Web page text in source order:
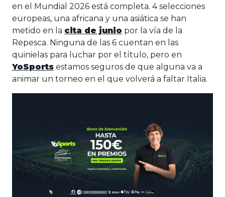
en el Mundial 2026 está completa. 4 selecciones
europeas, una africana y una asiática se han
metido en la cita de junio por la vía de la
Repesca. Ninguna de las 6 cuentan en las
quinielas para luchar por el título, pero en
YoSports estamos seguros de que alguna va a
animar un torneo en el que volverá a faltar Italia.